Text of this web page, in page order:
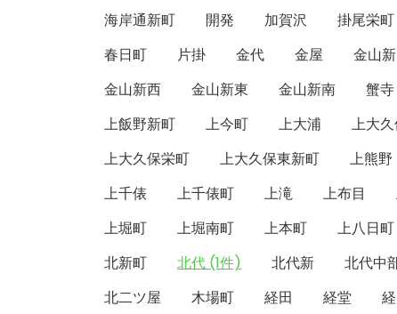
海岸通新町
開発 加賀沢 掛尾栄町
春日町
片掛 金代 金屋 金山新
金山新西
金山新東 金山新南 蟹寺
上飯野新町
上今町 上大浦 上大
上大久保栄町
上大久保東新町 上熊野
上千俵
上千俵町 上滝 上布目
上堀町
上堀南町 上本町 上八日町
北新町
北代 (1件) 北代新 北代中
北二ツ屋
木場町 経田 経堂